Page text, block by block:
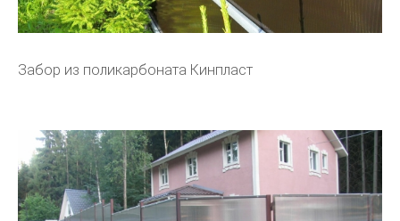
Забор из поликарбоната Кинпласт